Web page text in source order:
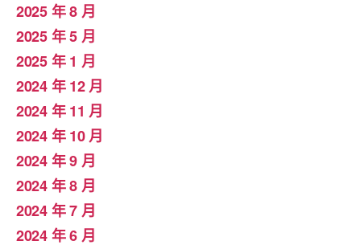
2025 年 8 月
2025 年 5 月
2025 年 1 月
2024 年 12 月
2024 年 11 月
2024 年 10 月
2024 年 9 月
2024 年 8 月
2024 年 7 月
2024 年 6 月